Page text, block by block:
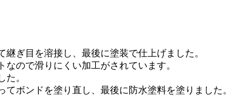
ぎ目を溶接し、最後に塗装で仕上げました。
ので滑りにくい加工がされています。
。
ボンドを塗り直し、最後に防水塗料を塗りました。